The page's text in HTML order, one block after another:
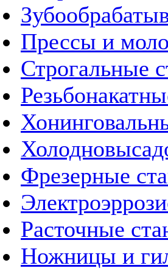
Прессы и
Строгальные
Фрезерные
Расточные
Ножницы и